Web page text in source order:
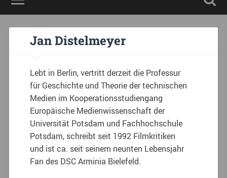
Jan Distelmeyer
Lebt in Berlin, vertritt derzeit die Professur
für Geschichte und Theorie der technischen
Medien im Kooperationsstudiengang
Europäische Medienwissenschaft der
Universität Potsdam und Fachhochschule
Potsdam, schreibt seit 1992 Filmkritiken
und ist ca. seit seinem neunten Lebensjahr
Fan des DSC Arminia Bielefeld.